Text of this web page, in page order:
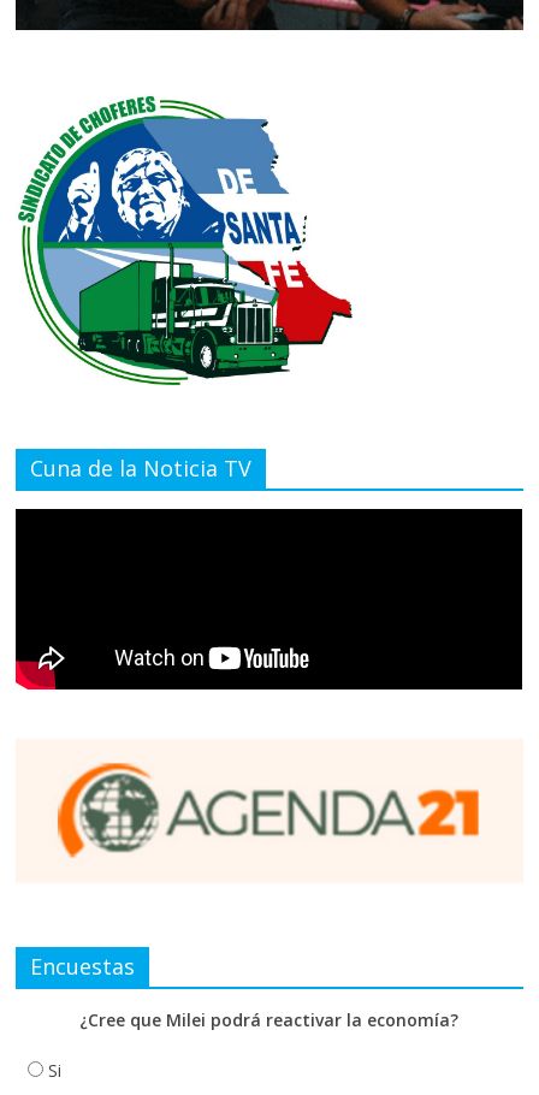
Cuna de la Noticia TV
Encuestas
¿Cree que Milei podrá reactivar la economía?
Si